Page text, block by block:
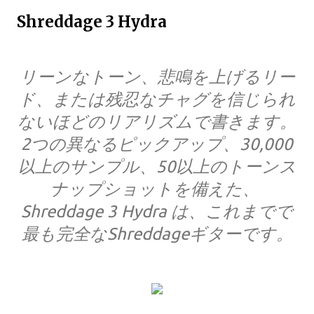
Shreddage 3 Hydra
リーンなトーン、悲鳴を上げるリー
ド、または残忍なチャグを信じられ
ないほどのリアリズムで書きます。
2つの異なるピックアップ、30,000
以上のサンプル、50以上のトーンス
ナップショットを備えた、
Shreddage 3 Hydra は、これまでで
最も完全なShreddageギターです。